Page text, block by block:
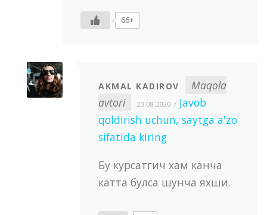
66+
AKMAL KADIROV
Maqola
avtori
23.08.2020
Javob
qoldirish uchun, saytga a'zo
sifatida kiring
Бу курсатгич хам канча
катта булса шунча яхши.